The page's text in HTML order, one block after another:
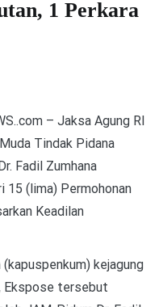
1 Perkara
– Jaksa Agung RI
Tindak Pidana
Fadil Zumhana
15 (lima) Permohonan
Keadilan
kejagung
Ekspose tersebut